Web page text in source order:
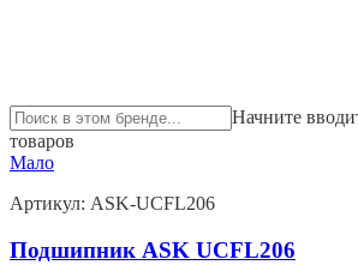
Начните
товаров
Мало
Артикул: ASK-UCFL206
Подшипник ASK UCFL206